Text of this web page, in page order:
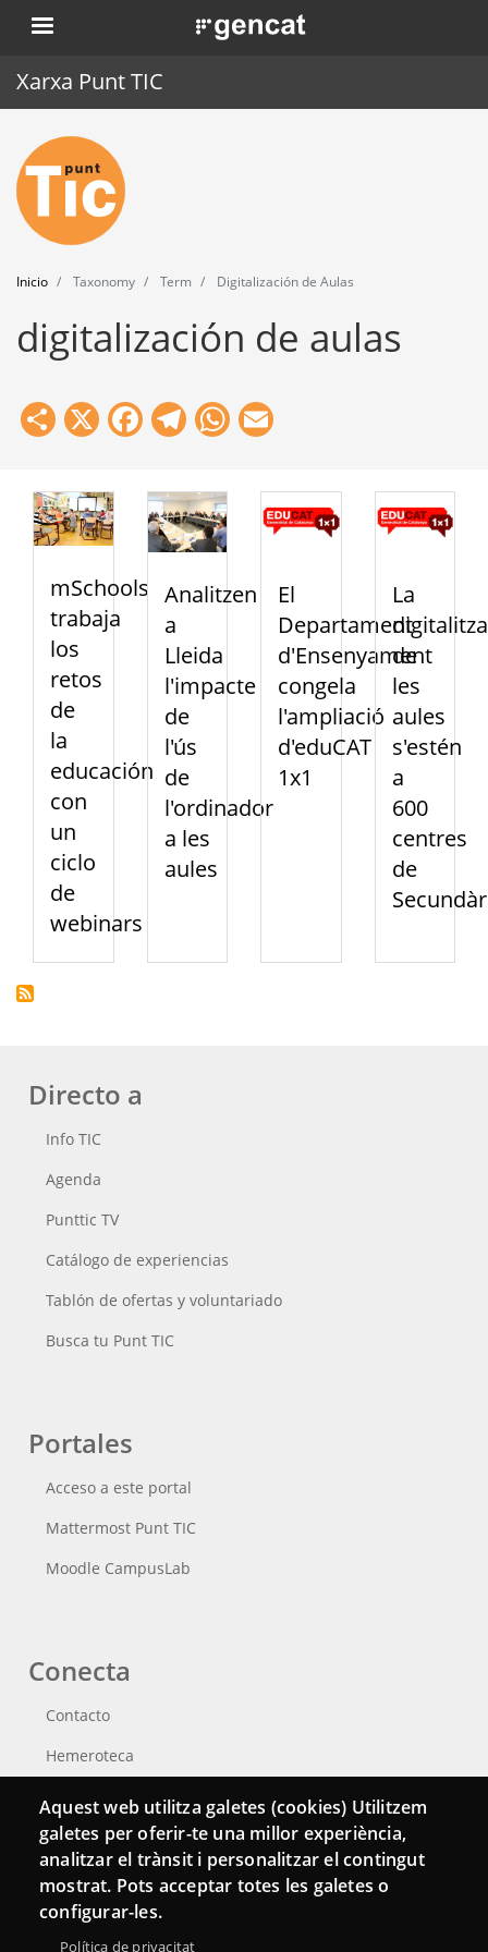
Pasar
al
. Obre en una nova finestra.
Xarxa Punt TIC
Inicio
Punt TIC
Actualidad
Agenda
Formación
Herramientas
Inicio Taxonomy Term Digitalización de Aulas
digitalización de aulas
Share
X Facebook
Telegram
WhatsApp
mSchools
trabaja
los
retos
de
la
educación
con
un
ciclo
de
webinars
Analitzen
a
Lleida
l'impacte
de
l'ús
de
l'ordinador
a les
aules
El
Departament
d'Ensenyament
congela
l'ampliació
d'eduCAT
1x1
La
de
les
aules
s'estén
a
600
centres
de
Directo a
Info TIC
Agenda
Punttic TV
Catálogo de experiencias
Tablón de ofertas y voluntariado
Busca tu Punt TIC
Portales
Acceso a este portal
Mattermost Punt TIC
Moodle CampusLab
Conecta
Contacto
Hemeroteca
Aquest web utilitza galetes (cookies) Utilitzem
galetes per oferir-te una millor experiència,
analitzar el trànsit i personalitzar el contingut
mostrat. Pots acceptar totes les galetes o
configurar-les.
Política de privacitat